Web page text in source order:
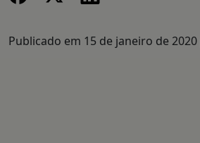
Publicado em 15 de janeiro de 2020